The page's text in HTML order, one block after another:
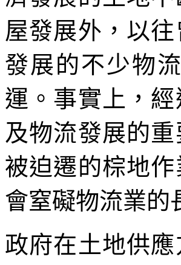
屋發展外，以
發展的不少物
運。事實上，
及物流發展的
被迫遷的棕地
會窒礙物流業的
政府在土地供